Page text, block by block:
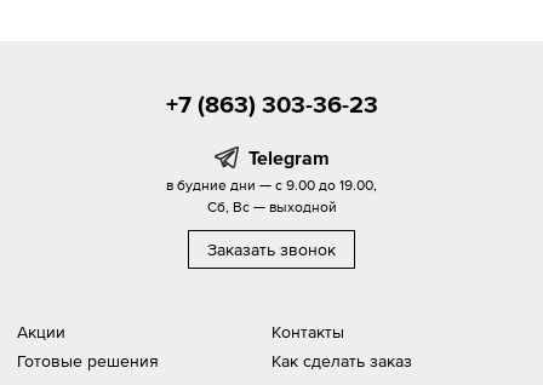
Акции
Готовые решения
Контакты
Как сделать заказ
+7 (863) 303-36-23
Telegram
в будние дни — с 9.00 до 19.00,
Сб, Вс — выходной
Заказать звонок